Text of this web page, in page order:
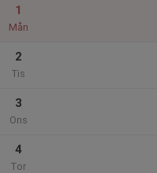
1
Mån
2
Tis
3
Ons
4
Tor